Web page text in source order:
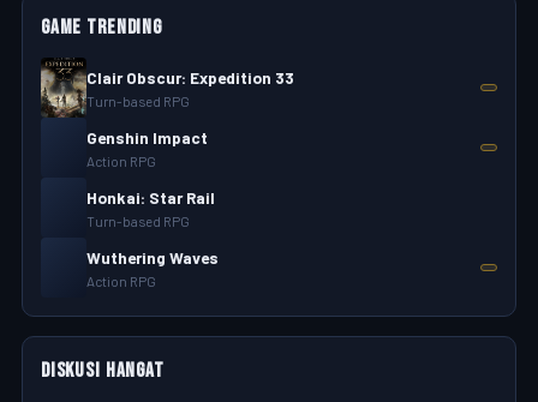
Game trending
Clair Obscur: Expedition 33
Turn-based RPG
Genshin Impact
Action RPG
Honkai: Star Rail
Turn-based RPG
Wuthering Waves
Action RPG
Diskusi hangat